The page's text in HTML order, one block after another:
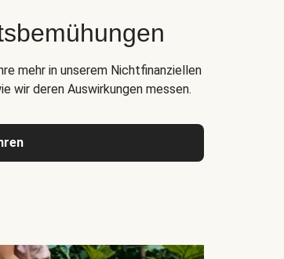
mehr in unserem Nichtfinanziellen
wir deren Auswirkungen messen.